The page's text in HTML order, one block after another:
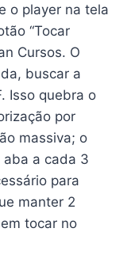
o player na tela
“Tocar
Cursos. O
buscar a
Isso quebra o
por
massiva; o
a cada 3
para
manter 2
tocar no